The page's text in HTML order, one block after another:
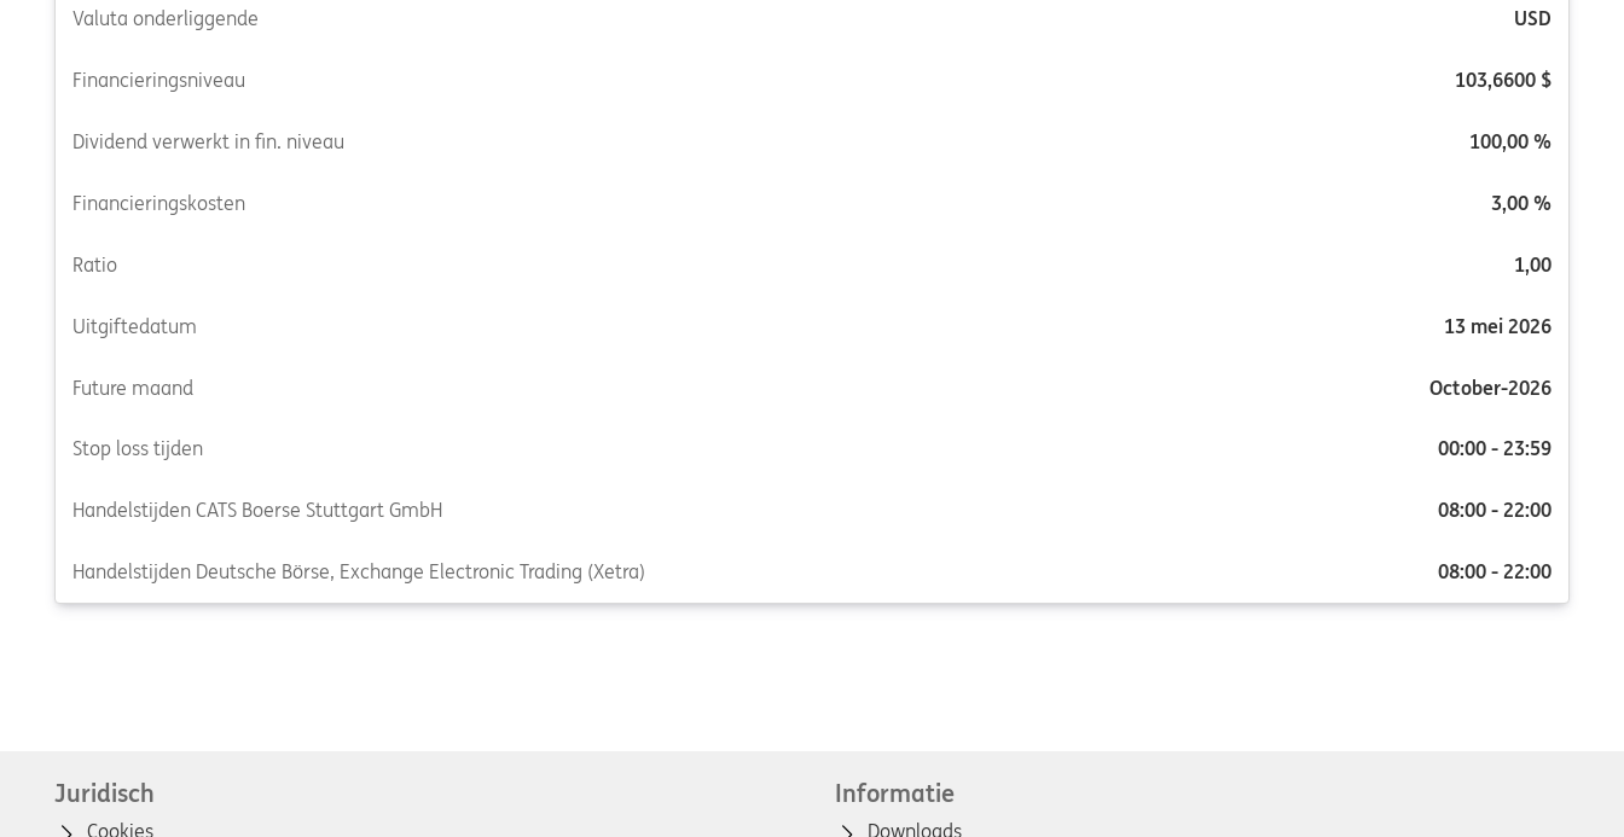
Valuta onderliggende USD
Financieringsniveau 103,6600 $
Dividend verwerkt in fin. niveau 100,00 %
Financieringskosten 3,00 %
Ratio 1,00
Uitgiftedatum 13 mei 2026
Future maand October-2026
Stop loss tijden 00:00 - 23:59
Handelstijden CATS Boerse Stuttgart GmbH 08:00 - 22:00
Handelstijden Deutsche Börse, Exchange Electronic Trading (Xetra) 08:00 - 22:00
Juridisch
Cookies
Informatie
Downloads